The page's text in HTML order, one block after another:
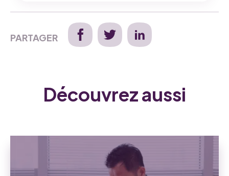
PARTAGER
Découvrez aussi